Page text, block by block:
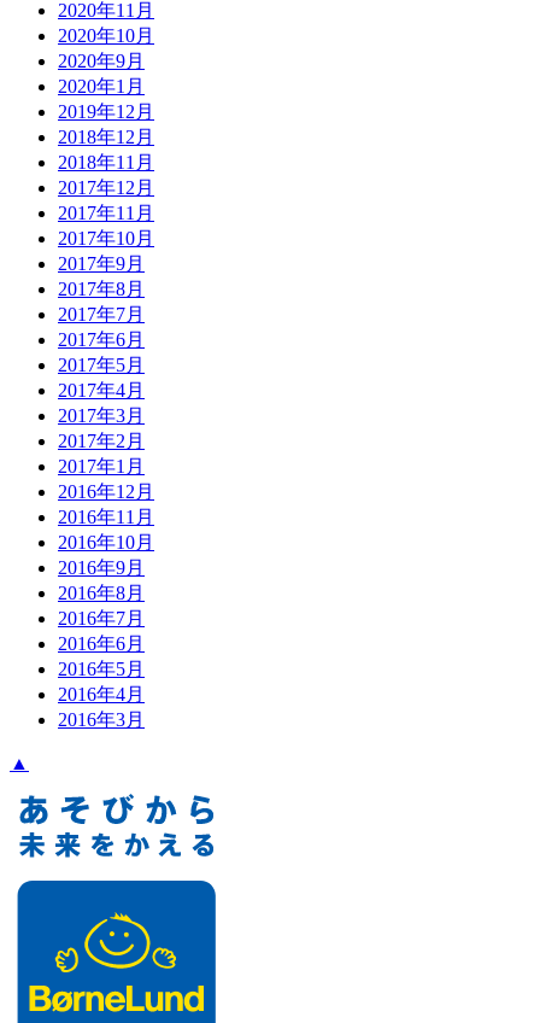
2020年11月
2020年10月
2020年9月
2020年1月
2019年12月
2018年12月
2018年11月
2017年12月
2017年11月
2017年10月
2017年9月
2017年8月
2017年7月
2017年6月
2017年5月
2017年4月
2017年3月
2017年2月
2017年1月
2016年12月
2016年11月
2016年10月
2016年9月
2016年8月
2016年7月
2016年6月
2016年5月
2016年4月
2016年3月
▲